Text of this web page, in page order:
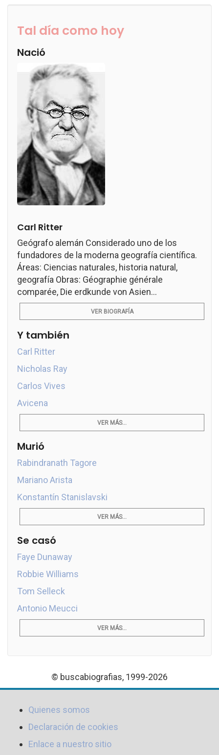
Tal día como hoy
Nació
Carl Ritter
Geógrafo alemán Considerado uno de los
fundadores de la moderna geografía científica.
Áreas: Ciencias naturales, historia natural,
geografía Obras: Géographie générale
comparée, Die erdkunde von Asien...
VER BIOGRAFÍA
Y también
Carl Ritter
Nicholas Ray
Carlos Vives
Avicena
VER MÁS...
Murió
Rabindranath Tagore
Mariano Arista
Konstantín Stanislavski
VER MÁS...
Se casó
Faye Dunaway
Robbie Williams
Tom Selleck
Antonio Meucci
VER MÁS...
© buscabiografias, 1999-2026
Quienes somos
Declaración de cookies
Enlace a nuestro sitio